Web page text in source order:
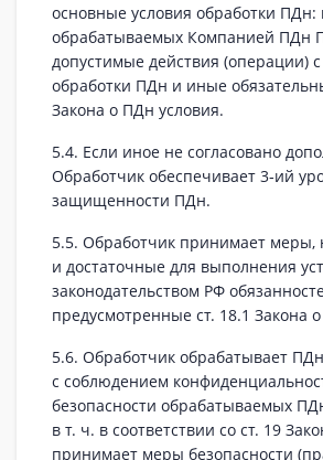
основные условия обработки ПДн:
обрабатываемых Компанией ПДн
допустимые действия (операции)
обработки ПДн и иные
Закона о ПДн условия.
5.4. Если иное не согласовано
Обработчик обеспечивает 3‑ий
защищенности ПДн.
5.5. Обработчик принимает меры,
и достаточные для выполнения
законодательством РФ
предусмотренные ст. 18.1 Закона
5.6. Обработчик обрабатывает ПДн
с соблюдением
безопасности обрабатываемых
в т. ч. в соответствии со ст. 19
принимает меры безопасности